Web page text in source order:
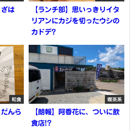
ざは
【ランチ部】思いっきりイタ
リアンにカジを切ったウシの
カドデ?
和食
んら
喫茶系
【朗報】阿香花に、ついに飲
食店!?